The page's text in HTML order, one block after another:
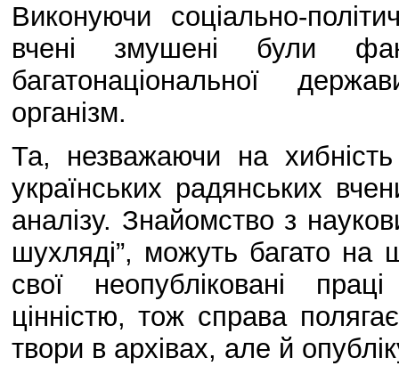
Виконуючи соціально-
вчені змушені були
багатонаціональної
організм.
Та, незважаючи на хибність
українських радянських
аналізу. Знайомство з
шухляді”, можуть багато на
свої неопубліковані
цінністю, тож справа
твори в архівах, але й